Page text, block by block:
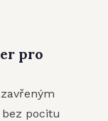
pro
pocitu